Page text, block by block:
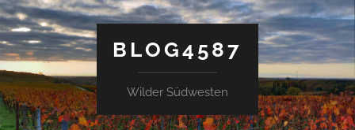
BLOG4587
Wilder Südwesten